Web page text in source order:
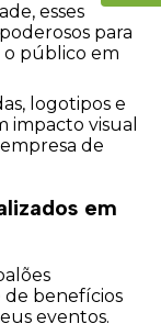
esses
para
o público em
logotipos e
impacto visual
de
em
de benefícios
eventos.